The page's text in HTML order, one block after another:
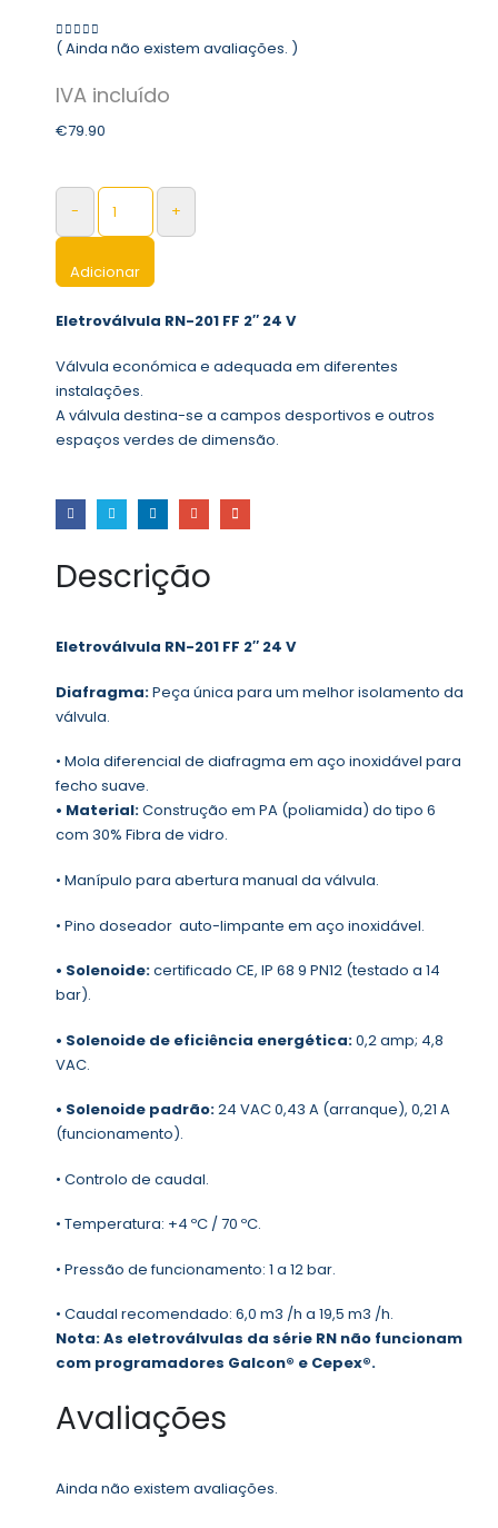
0 out of 5
( Ainda não existem avaliações. )
€79.90
- +
Adicionar
Eletroválvula RN-201 FF 2″ 24 V
Válvula económica e adequada em diferentes
instalações.
A válvula destina-se a campos desportivos e outros
espaços verdes de dimensão.
Descrição
Eletroválvula RN-201 FF 2″ 24 V
Diafragma:Peça única para um melhor isolamento da
válvula.
• Mola diferencial de diafragma em aço inoxidável para
fecho suave.
• Material:Construção em PA (poliamida) do tipo 6
com 30% Fibra de vidro.
• Manípulo para abertura manual da válvula.
• Pino doseador auto-limpante em aço inoxidável.
• Solenoide:certificado CE, IP 68 9 PN12 (testado a 14
bar).
• Solenoide de eficiência energética:0,2 amp; 4,8
VAC.
• Solenoide padrão:24 VAC 0,43 A (arranque), 0,21 A
(funcionamento).
• Controlo de caudal.
• Temperatura: +4 ºC / 70 ºC.
• Pressão de funcionamento: 1 a 12 bar.
• Caudal recomendado: 6,0 m3 /h a 19,5 m3 /h.
Nota: As eletroválvulas da série RN não funcionam
com programadores Galcon® e Cepex®.
Avaliações
Ainda não existem avaliações.